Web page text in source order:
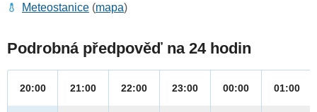
Meteostanice (mapa)
Podrobná předpověď na 24 hodin
20:00 21:00 22:00 23:00 00:00 01:00